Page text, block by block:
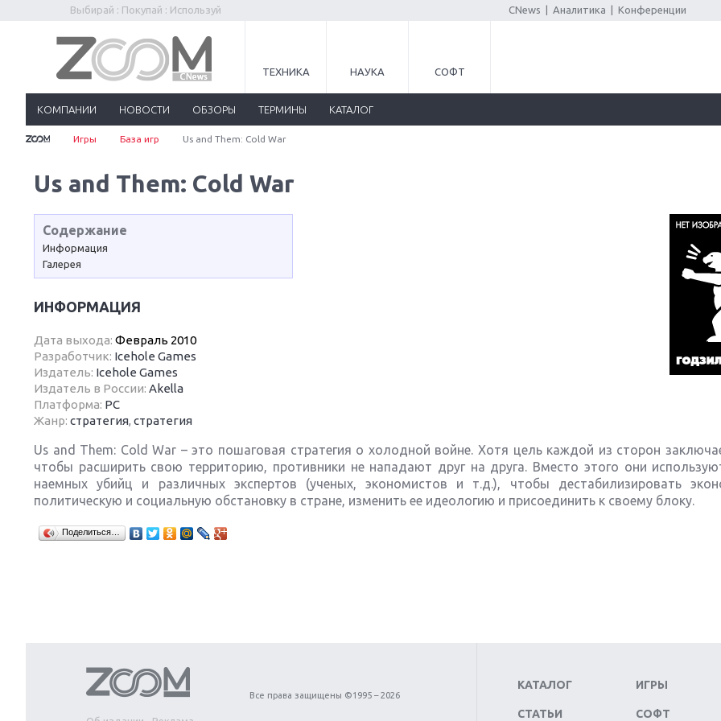
Выбирай : Покупай : Используй CNews Аналитика Конференции
ТЕХНИКА НАУКА СОФТ
КОМПАНИИ НОВОСТИ ОБЗОРЫ ТЕРМИНЫ КАТАЛОГ
Игры База игр Us and Them: Cold War
Us and Them: Cold War
Содержание
Информация
Галерея
ИНФОРМАЦИЯ
Дата выхода: Февраль 2010
Разработчик: Icehole Games
Издатель: Icehole Games
Издатель в России: Akella
Платформа: PC
Жанр: стратегия, стратегия
Us and Them: Cold War – это пошаговая стратегия о холодной войне. Хотя цель каждой из сторон
чтобы расширить свою территорию, противники не нападают друг на друга. Вместо этого они
наемных убийц и различных экспертов (ученых, экономистов и т.д.), чтобы дестабилизировать
политическую и социальную обстановку в стране, изменить ее идеологию и присоединить к своему блоку.
Поделиться…
Next
Все права защищены ©1995 – 2026
КАТАЛОГ
СТАТЬИ
ИГРЫ
СОФТ